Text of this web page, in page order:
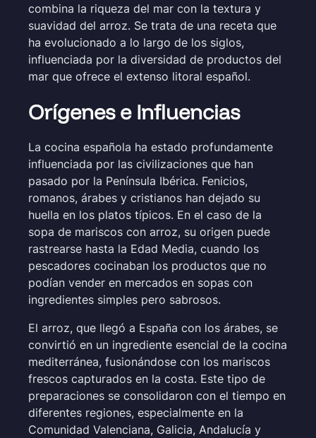
combina la riqueza del mar con la textura y
suavidad del arroz. Se trata de una receta que
ha evolucionado a lo largo de los siglos,
influenciada por la diversidad de productos del
mar que ofrece el extenso litoral español.
Orígenes e Influencias
La cocina española ha estado profundamente
influenciada por las civilizaciones que han
pasado por la Península Ibérica. Fenicios,
romanos, árabes y cristianos han dejado su
huella en los platos típicos. En el caso de la
sopa de mariscos con arroz, su origen puede
rastrearse hasta la Edad Media, cuando los
pescadores cocinaban los productos que no
podían vender en mercados en sopas con
ingredientes simples pero sabrosos.
El arroz, que llegó a España con los árabes, se
convirtió en un ingrediente esencial de la cocina
mediterránea, fusionándose con los mariscos
frescos capturados en la costa. Este tipo de
preparaciones se consolidaron con el tiempo en
diferentes regiones, especialmente en la
Comunidad Valenciana, Galicia, Andalucía y